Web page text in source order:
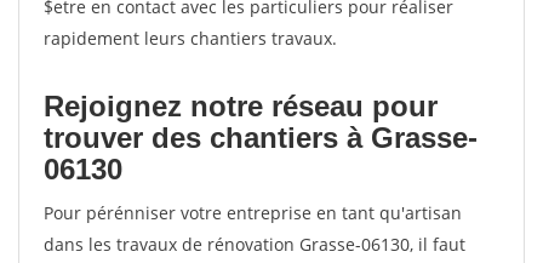
$etre en contact avec les particuliers pour réaliser
rapidement leurs chantiers travaux.
Rejoignez notre réseau pour
trouver des chantiers à Grasse-
06130
Pour pérénniser votre entreprise en tant qu'artisan
dans les travaux de rénovation Grasse-06130, il faut